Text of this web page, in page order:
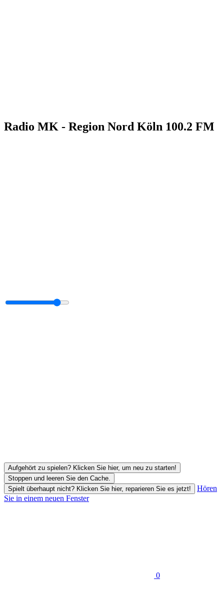
Radio MK - Region Nord Köln 100.2 FM
Aufgehört zu spielen? Klicken Sie hier, um neu zu starten!
Stoppen und leeren Sie den Cache.
Spielt überhaupt nicht? Klicken Sie hier, reparieren Sie es jetzt!
Hören
Sie in einem neuen Fenster
0